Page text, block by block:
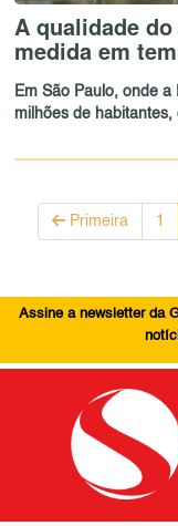
A qualidade
medida em
Em São Paulo, onde
milhões de
Primeira 1
Assine a newsletter da